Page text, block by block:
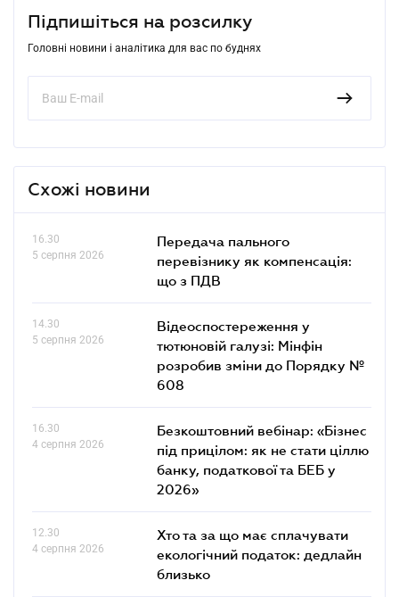
Підпишіться на розсилку
Головні новини і аналітика для вас по буднях
Схожі новини
16.30
5 серпня 2026
Передача пального
перевізнику як компенсація:
що з ПДВ
14.30
5 серпня 2026
Відеоспостереження у
тютюновій галузі: Мінфін
розробив зміни до Порядку №
608
16.30
4 серпня 2026
Безкоштовний вебінар: «Бізнес
під прицілом: як не стати ціллю
банку, податкової та БЕБ у
2026»
12.30
4 серпня 2026
Хто та за що має сплачувати
екологічний податок: дедлайн
близько